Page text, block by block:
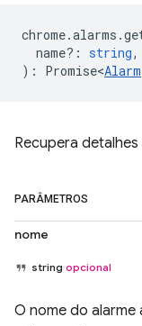
chrome.alarms .
name? : string,
) : Promise<Alarm
Recupera
PARÂMETROS
nome
string opcional
O nome do alarme